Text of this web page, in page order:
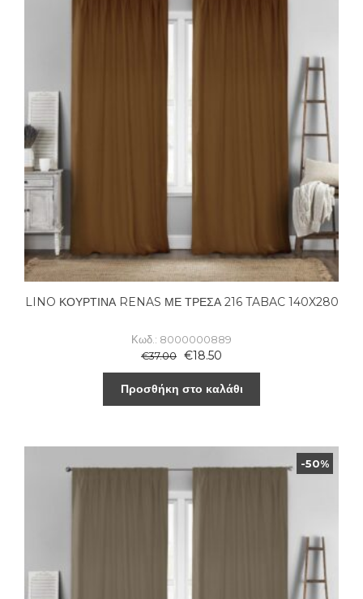
LINO ΚΟΥΡΤΙΝΑ RENAS ΜΕ ΤΡΕΣΑ 216 TABAC 140X280
Κωδ.: 8000000889
€37.00 €18.50
Προσθήκη στο καλάθι
-50%